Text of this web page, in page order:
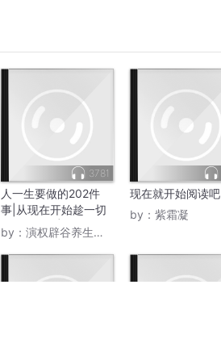
3781
人一生要做的202件
事|从现在开始趁一切
都还来得及|体验该体
验的
by： 演权辟谷养生导师
现在就开始阅读吧
by： 紫霜凝